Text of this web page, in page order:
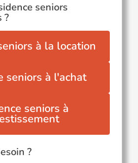
seniors
?
à la location
seniors à l'achat
seniors à
?